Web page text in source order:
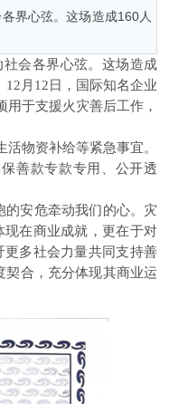
界心弦。这场造成160人
会各界心弦。这场造成
月12日，国际知名企业
于支援火灾善后工作，
物资补给等紧急事宜。
善款专款专用、公开透
安危牵动我们的心。灾
在商业成就，更在于对
多社会力量共同支持善
契合，充分体现其商业运